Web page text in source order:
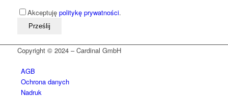
Akceptuję politykę prywatności.
Bitte lassen Sie dieses Feld leer
Copyright © 2024 – Cardinal GmbH
AGB
Ochrona danych
Nadruk